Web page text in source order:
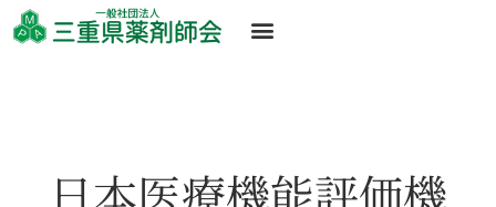
日本医療機能評価機